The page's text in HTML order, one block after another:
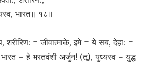
भारत॥ १८॥
= जीवात्माके, इमे = ये सब, देहा: =
= हे भरतवंशी अर्जुन! (तू), युध्यस्व = युद्ध